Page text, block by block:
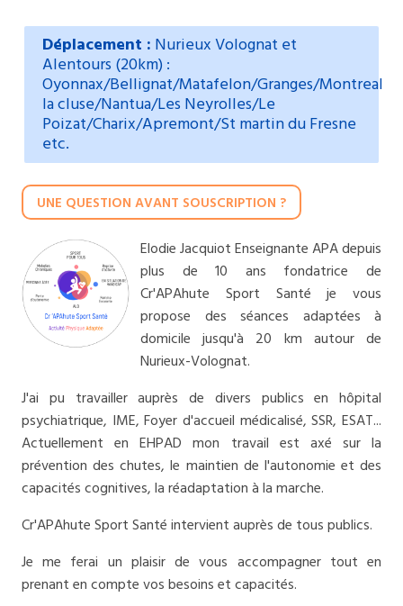
Déplacement : Nurieux Volognat et
Alentours (20km) :
Oyonnax/Bellignat/Matafelon/Granges/Montreal
la cluse/Nantua/Les Neyrolles/Le
Poizat/Charix/Apremont/St martin du Fresne
etc.
UNE QUESTION AVANT SOUSCRIPTION ?
Elodie Jacquiot Enseignante APA depuis
plus de 10 ans fondatrice de
Cr'APAhute Sport Santé je vous
propose des séances adaptées à
domicile jusqu'à 20 km autour de
Nurieux-Volognat.
J'ai pu travailler auprès de divers publics en hôpital
psychiatrique, IME, Foyer d'accueil médicalisé, SSR, ESAT...
Actuellement en EHPAD mon travail est axé sur la
prévention des chutes, le maintien de l'autonomie et des
capacités cognitives, la réadaptation à la marche.
Cr'APAhute Sport Santé intervient auprès de tous publics.
Je me ferai un plaisir de vous accompagner tout en
prenant en compte vos besoins et capacités.